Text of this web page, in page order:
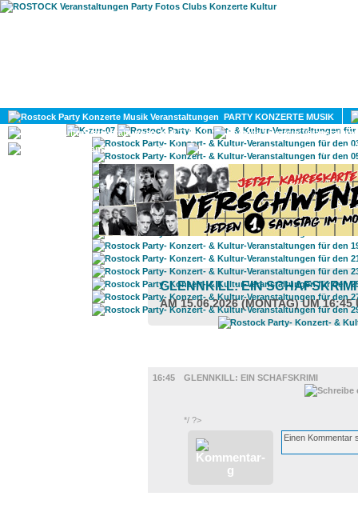
PARTY KONZERTE MUSIK
KULTUR
GAY
GLENNKILL: EIN
AM 15.06.2026 (MONTAG) UM 16:45
16:45
GLENNKILL: EIN SCHAFSKRIMI
*/ ?>